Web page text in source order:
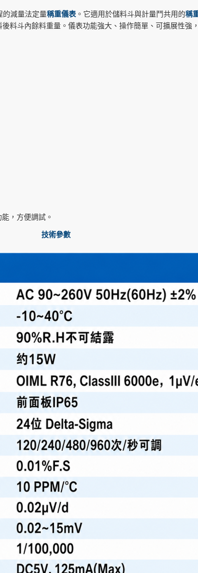
的減量法定量稱重儀表。它適用於儲料斗與計量鬥共用的稱
料斗內餘料重量。儀表功能強大、操作簡單、可擴展性強
，方便調試。
技術參數